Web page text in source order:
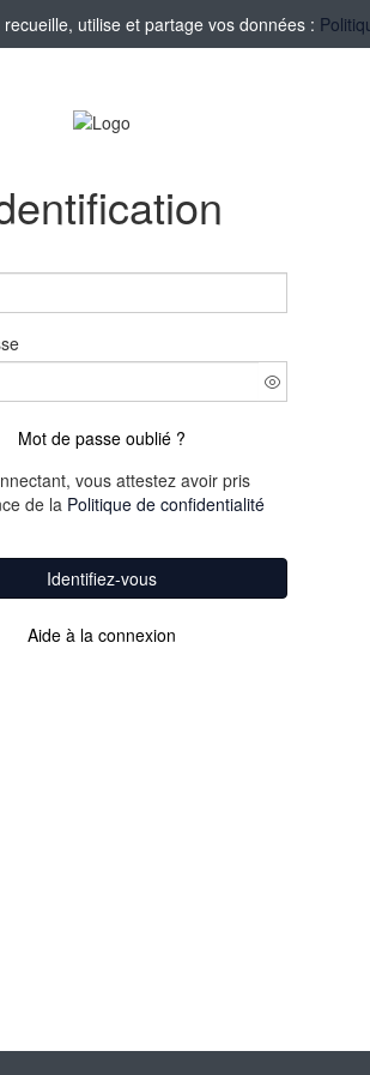
utilise et partage vos données :
Mot de passe oublié ?
vous attestez avoir pris
de la Politique de confidentialité
Identifiez-vous
Aide à la connexion